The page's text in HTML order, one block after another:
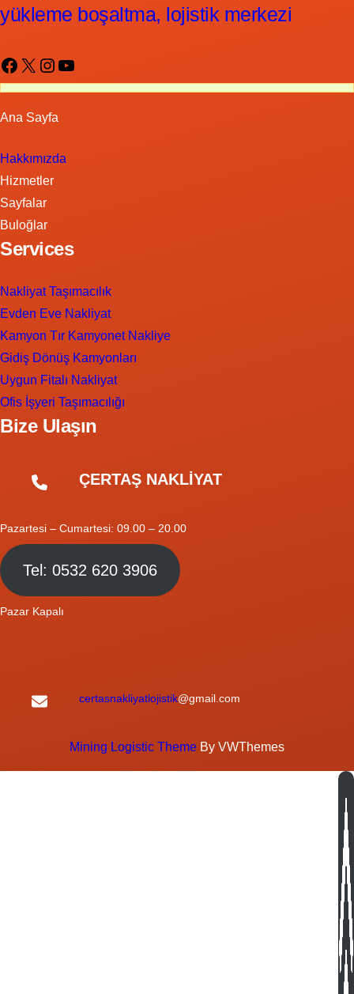
yükleme boşaltma, lojistik merkezi
Facebook X Instagram YouTube
Ana Sayfa
Hakkımızda
Hizmetler
Sayfalar
Buloğlar
Services
Nakliyat Taşımacılık
Evden Eve Nakliyat
Kamyon Tır Kamyonet Nakliye
Gidiş Dönüş Kamyonları
Uygun Fitalı Nakliyat
Ofis İşyeri Taşımacılığı
Bize Ulaşın
ÇERTAŞ NAKLİYAT
Pazartesi – Cumartesi: 09.00 – 20.00
Tel: 0532 620 3906
Pazar Kapalı
certasnakliyatlojistik@gmail.com
Mining Logistic Theme By VWThemes